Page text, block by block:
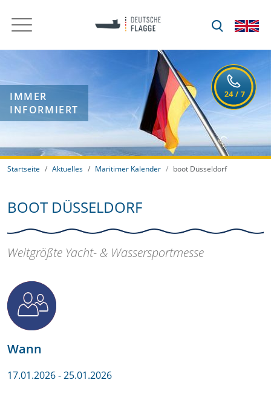
IMMER
INFORMIERT
Startseite Aktuelles Maritimer Kalender boot Düsseldorf
BOOT DÜSSELDORF
Weltgrößte Yacht- & Wassersportmesse
Wann
17.01.2026- 25.01.2026